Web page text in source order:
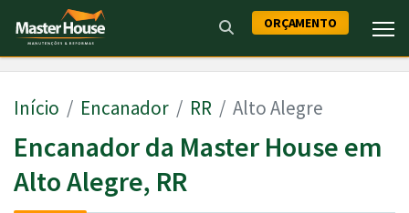
ORÇAMENTO
Início Encanador RR Alto Alegre
Encanador da Master House em
Alto Alegre, RR